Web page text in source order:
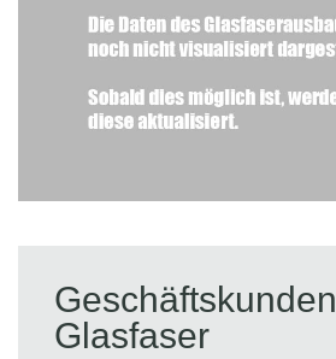
Geschäftskunden
Glasfaser